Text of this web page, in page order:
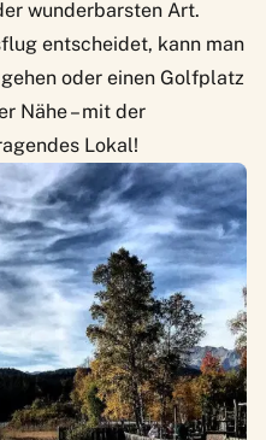
wunderbarsten Art.
entscheidet, kann man
oder einen Golfplatz
Nähe – mit der
Lokal!